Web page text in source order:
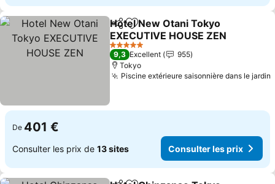
PartagerAjouter à mes favoris
Hotel New Otani Tokyo
EXECUTIVE HOUSE ZEN
Consulter les prix
5 Étoiles
9,3 Excellent
955
Tokyo
Piscine extérieure saisonnière dans le jardin
De 401 €
Consulter les prix de 13 sites Consulter les prix